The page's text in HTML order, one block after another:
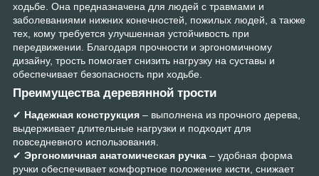
ходьбе. Она предназначена для людей с травмами и
заболеваниями нижних конечностей, пожилых людей, а также
тех, кому требуется улучшенная устойчивость при
передвижении. Благодаря прочности и эргономичному
дизайну, трость помогает снизить нагрузку на суставы и
обеспечивает безопасность при ходьбе.
Преимущества деревянной трости
✔ Надежная конструкция – выполнена из прочного дерева,
выдерживает длительные нагрузки и подходит для
повседневного использования.
✔ Эргономичная анатомическая ручка – удобная форма
ручки обеспечивает комфортное положение кисти, снижает